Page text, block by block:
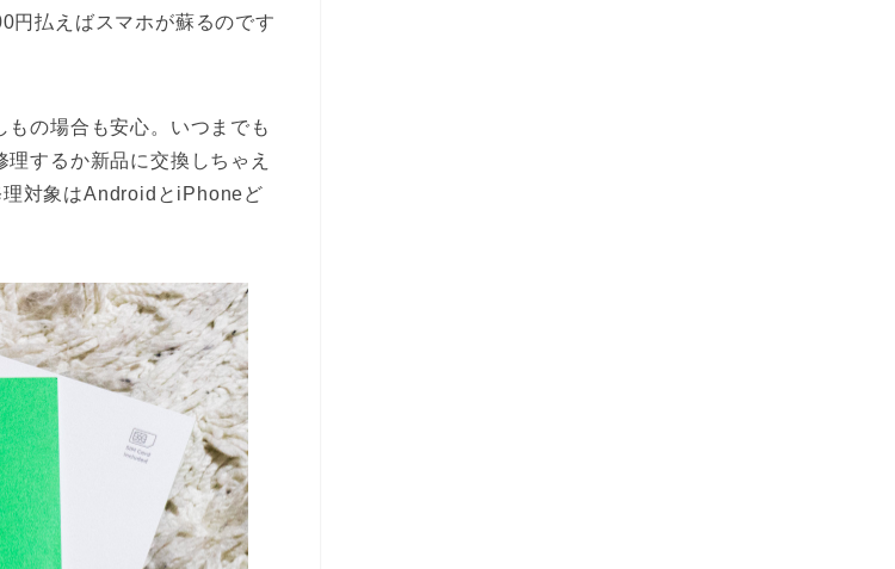
円払えばスマホが蘇るのです
もの場合も安心。いつまでも
するか新品に交換しちゃえ
対象はAndroidとiPhoneど